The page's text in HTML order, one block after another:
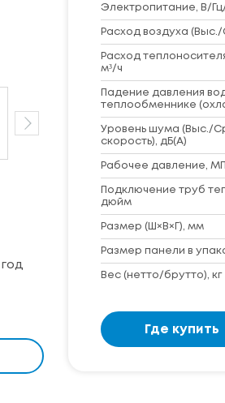
Электропитание, В/
Расход воздуха (Выс./
Расход
м³/ч
Падение давления
теплообменнике
Уровень шума (Выс./
скорость), дБ(А)
Рабочее давление,
Подключение труб
дюйм
Размер (Ш×В×Г), мм
Размер панели в
Вес (нетто/брутто), кг
Где купить